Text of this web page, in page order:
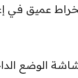
عميق في
الوضع